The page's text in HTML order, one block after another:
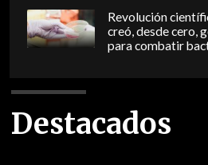
Revolución
creó, desde cero,
para combatir
Destacados